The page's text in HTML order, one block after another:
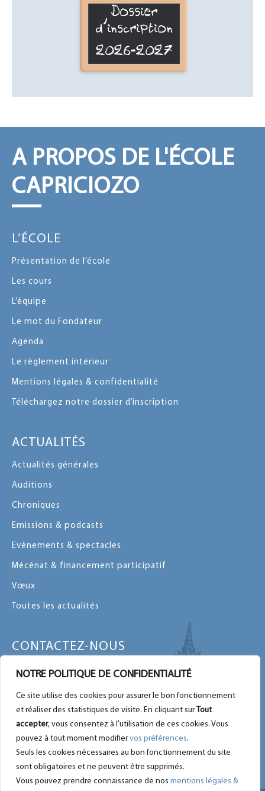
NOTRE POLITIQUE DE CONFIDENTIALITÉ
Ce site utilise des cookies pour assurer le bon fonctionnement
et réaliser des statistiques de visite. En cliquant sur Tout
accepter, vous consentez à l'utilisation de ces cookies. Vous
pouvez à tout moment modifiervos préférences.
Seuls les cookies nécessaires au bon fonctionnement du site
sont obligatoires et ne peuvent être supprimés.
Vous pouvez prendre connaissance de nos mentions légales &
Dossier
d'inscription
2026-2027
A PROPOS DE L'ÉCOLE
CAPRICIOZO
L’ÉCOLE
Présentation de l’école
Les cours
L’équipe
Le mot du Fondateur
Agenda
Le règlement intérieur
Mentions légales & confidentialité
Téléchargez notre dossier d’inscription
ACTUALITÉS
Actualités générales
Auditions
Chroniques
Emissions & podcasts
Evènements & spectacles
Mécénat & financement participatif
Vœux
Toutes les actualités
CONTACTEZ-NOUS
Contactez-nous par message ou par
Plan du site
Nous retrouver sur Facebook